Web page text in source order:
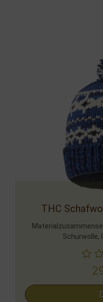
THC
Schurwolle,